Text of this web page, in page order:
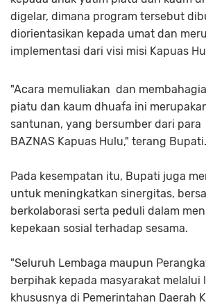
digelar, dimana program tersebut
diorientasikan kepada umat dan
implementasi dari visi misi Kapuas
"Acara memuliakan dan
piatu dan kaum dhuafa ini
santunan, yang bersumber dari para
BAZNAS Kapuas Hulu," terang Bupati.
Pada kesempatan itu, Bupati juga
untuk meningkatkan sinergitas,
berkolaborasi serta peduli dalam
kepekaan sosial terhadap sesama.
"Seluruh Lembaga maupun
berpihak kepada masyarakat melalui
khususnya di Pemerintahan Daerah